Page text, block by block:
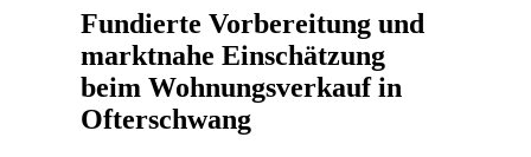
Fundierte Vorbereitung und
marktnahe Einschätzung
beim Wohnungsverkauf in
Ofterschwang